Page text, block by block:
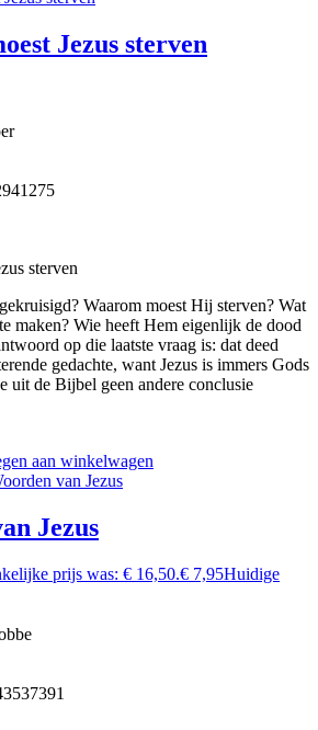
Jezus sterven
sterven
Waarom moest Hij sterven? Wat
maken? Wie heeft Hem eigenlijk de dood
op die laatste vraag is: dat deed
gedachte, want Jezus is immers Gods
uit de Bijbel geen andere conclusie
aan winkelwagen
Jezus
prijs was: € 16,50.€ 7,95Huidige